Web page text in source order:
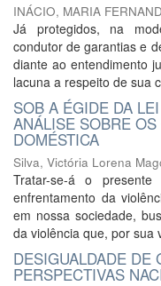
INÁCIO, MARIA
Já protegidos, na
condutor de garantias e
diante ao entendimento
lacuna a respeito de sua
SOB A ÉGIDE DA
ANÁLISE SOBRE
DOMÉSTICA
Silva, Victória Lorena
Tratar-se-á o
enfrentamento da
em nossa sociedade,
da violência que, por sua
DESIGUALDADE DE
PERSPECTIVAS